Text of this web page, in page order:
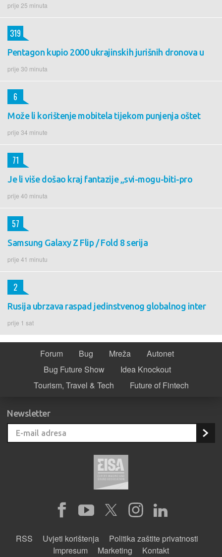
prije 25 minuta
Pentagon kupio 2000 ukrajinskih jurišnih dronova u
prije 30 minuta
319
Može li korištenje mobitela tijekom punjenja oštet
prije 34 minute
6
Je li više došao kraj fantazije „svi-mogu-biti-pro
prije 40 minuta
71
Samsung Galaxy Z Flip / Fold 8 serija
prije 41 minutu
57
Rusija ubrzava raspad jedinstvenog globalnog inter
prije 1 sat
2
Forum Bug Mreža
Autonet
Bug Future Show
Idea Knockout
Tourism, Travel & Tech
Future of Fintech
Newsletter
RSS Uvjeti korištenja
Politika zaštite privatnosti
Impresum
Marketing Kontakt